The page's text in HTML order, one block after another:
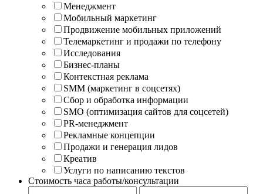
Менеджмент
Мобильный маркетинг
Продвижение мобильных приложений
Телемаркетинг и продажи по телефону
Исследования
Бизнес-планы
Контекстная реклама
SMM (маркетинг в соцсетях)
Сбор и обработка информации
SMO (оптимизация сайтов для соцсетей)
PR-менеджмент
Рекламные концепции
Продажи и генерация лидов
Креатив
Услуги по написанию текстов
Стоимость часа работы/консультации